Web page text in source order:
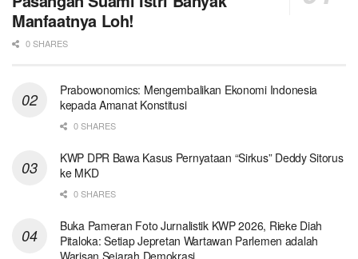
Manfaatnya Loh!
0 SHARES
Prabowonomics: Mengembalikan Ekonomi Indonesia
kepada Amanat Konstitusi
0 SHARES
KWP DPR Bawa Kasus Pernyataan “Sirkus” Deddy Sitorus
ke MKD
0 SHARES
Buka Pameran Foto Jurnalistik KWP 2026, Rieke Diah
Pitaloka: Setiap Jepretan Wartawan Parlemen adalah
Warisan Sejarah Demokrasi